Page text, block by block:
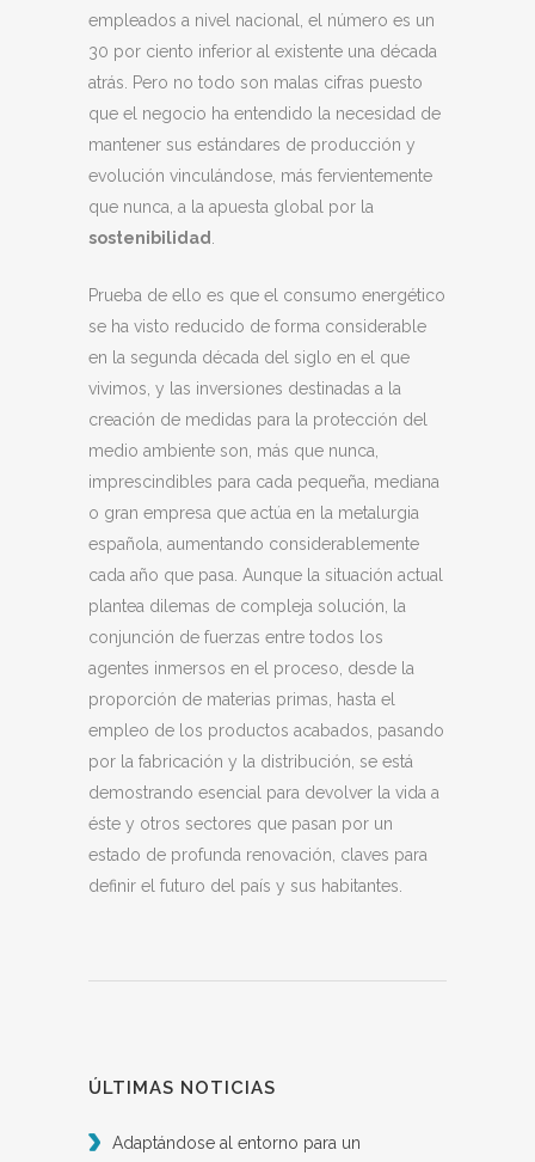
empleados a nivel nacional, el número es un
30 por ciento inferior al existente una década
atrás. Pero no todo son malas cifras puesto
que el negocio ha entendido la necesidad de
mantener sus estándares de producción y
evolución vinculándose, más fervientemente
que nunca, a la apuesta global por la
sostenibilidad
Prueba de ello es que el consumo energético
se ha visto reducido de forma considerable
en la segunda década del siglo en el que
vivimos, y las inversiones destinadas a la
creación de medidas para la protección del
medio ambiente son, más que nunca,
imprescindibles para cada pequeña, mediana
o gran empresa que actúa en la metalurgia
española, aumentando considerablemente
cada año que pasa. Aunque la situación actual
plantea dilemas de compleja solución, la
conjunción de fuerzas entre todos los
agentes inmersos en el proceso, desde la
proporción de materias primas, hasta el
empleo de los productos acabados, pasando
por la fabricación y la distribución, se está
demostrando esencial para devolver la vida a
éste y otros sectores que pasan por un
estado de profunda renovación, claves para
definir el futuro del país y sus habitantes.
ÚLTIMAS NOTICIAS
Adaptándose al entorno para un